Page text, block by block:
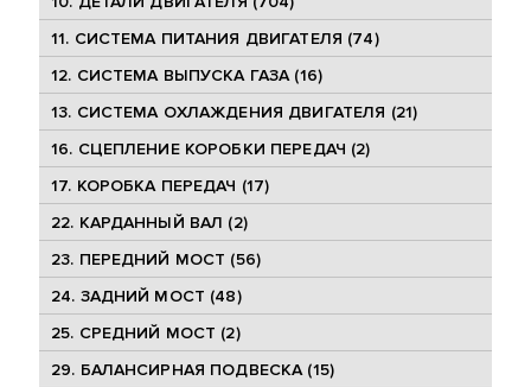
11. СИСТЕМА ПИТАНИЯ ДВИГАТЕЛЯ (74)
12. СИСТЕМА ВЫПУСКА ГАЗА (16)
13. СИСТЕМА ОХЛАЖДЕНИЯ ДВИГАТЕЛЯ (21)
16. СЦЕПЛЕНИЕ КОРОБКИ ПЕРЕДАЧ (2)
17. КОРОБКА ПЕРЕДАЧ (17)
22. КАРДАННЫЙ ВАЛ (2)
23. ПЕРЕДНИЙ МОСТ (56)
24. ЗАДНИЙ МОСТ (48)
25. CРЕДНИЙ МОСТ (2)
29. БАЛАНСИРНАЯ ПОДВЕСКА (15)